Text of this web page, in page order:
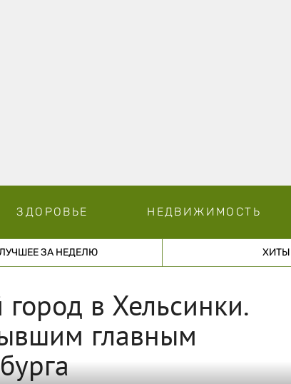
ЗДОРОВЬЕ НЕДВИЖИМОСТЬ
ЗА НЕДЕЛЮ ХИТЫ
в Хельсинки.
главным